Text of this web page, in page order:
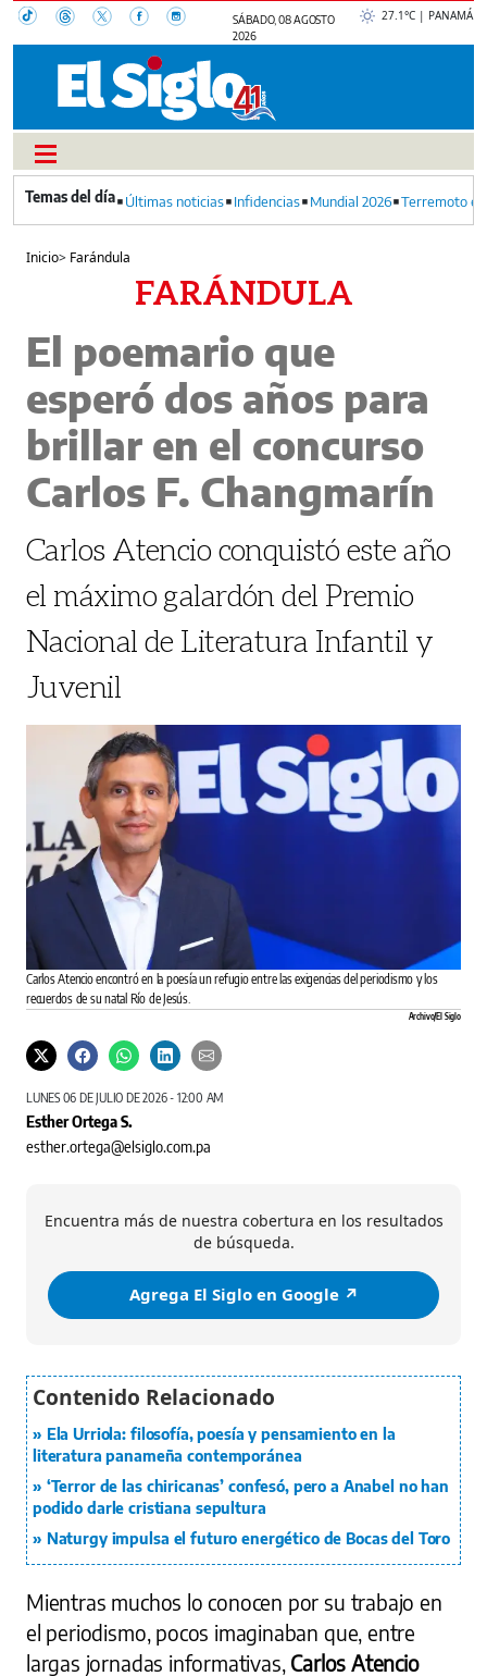
SÁBADO, 08 AGOSTO
2026
27.1°C | PANAMÁ
Últimas noticias Infidencias Mundial 2026 Terremoto
Inicio> Farándula
FARÁNDULA
El poemario que
esperó dos años para
brillar en el concurso
Carlos F. Changmarín
Carlos Atencio conquistó este año
el máximo galardón del Premio
Nacional de Literatura Infantil y
Juvenil
Carlos Atencio encontró en la poesía un refugio entre las exigencias del periodismo y los
recuerdos de su natal Río de Jesús.
Archivo/El Siglo
LUNES 06 DE JULIO DE 2026 - 12:00 AM
Esther Ortega S.
esther.ortega@elsiglo.com.pa
Encuentra más de nuestra cobertura en los resultados
de búsqueda.
Agrega El Siglo en Google ↗️
Ela Urriola: filosofía, poesía y pensamiento en la
literatura panameña contemporánea
‘Terror de las chiricanas’ confesó, pero a Anabel no han
podido darle cristiana sepultura
Naturgy impulsa el futuro energético de Bocas del Toro
Mientras muchos lo conocen por su trabajo en
el periodismo, pocos imaginaban que, entre
largas jornadas informativas, Carlos Atencio